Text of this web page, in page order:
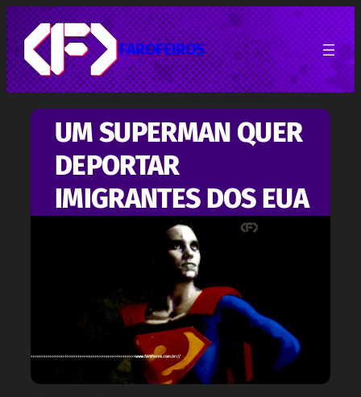
Pular
para
o
conteúdo
FAROFEIROS
UM SUPERMAN QUER
DEPORTAR
IMIGRANTES DOS EUA